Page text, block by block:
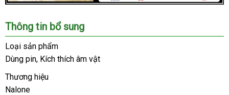
tôi
hệ
thống
Shop
lớn
Thông tin bổ sung
Loại sản phẩm
Dùng pinăn
trộm
, Kích thích âm vật
Thương hiệu
Nalone